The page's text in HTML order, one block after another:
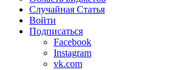
Случайная Статья
Войти
Подписаться
Facebook
Instagram
vk.com